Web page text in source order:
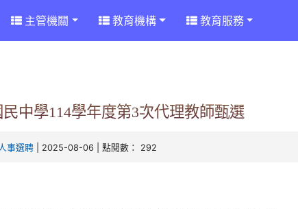
主管機關 教育機構 教育服務
中學114學年度第3次代理教師甄選
人事選聘 | 2025-08-06 | 點閱數： 292